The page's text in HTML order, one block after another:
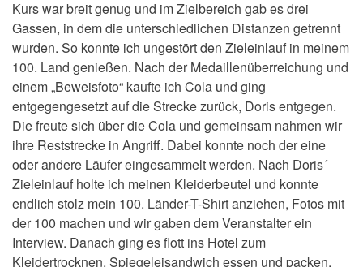
Kurs war breit genug und im Zielbereich gab es drei
Gassen, in dem die unterschiedlichen Distanzen getrennt
wurden. So konnte ich ungestört den Zieleinlauf in meinem
100. Land genießen. Nach der Medaillenüberreichung und
einem „Beweisfoto“ kaufte ich Cola und ging
entgegengesetzt auf die Strecke zurück, Doris entgegen.
Die freute sich über die Cola und gemeinsam nahmen wir
ihre Reststrecke in Angriff. Dabei konnte noch der eine
oder andere Läufer eingesammelt werden. Nach Doris´
Zieleinlauf holte ich meinen Kleiderbeutel und konnte
endlich stolz mein 100. Länder-T-Shirt anziehen, Fotos mit
der 100 machen und wir gaben dem Veranstalter ein
Interview. Danach ging es flott ins Hotel zum
Kleidertrocknen, Spiegeleisandwich essen und packen.